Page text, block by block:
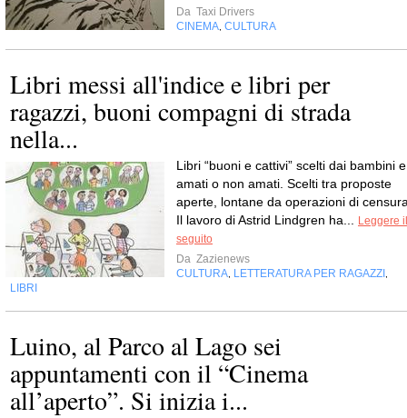
Da Taxi Drivers
CINEMA CULTURA
Libri messi all'indice e libri per
ragazzi, buoni compagni di strada
nella...
Libri “buoni e cattivi” scelti dai bambini e
amati o non amati. Scelti tra proposte
aperte, lontane da operazioni di
Il lavoro di Astrid Lindgren ha...
Leggere il
seguito
Da Zazienews
CULTURA LETTERATURA PER RAGAZZI
LIBRI
Luino, al Parco al Lago sei
appuntamenti con il “Cinema
all’aperto”. Si inizia i...